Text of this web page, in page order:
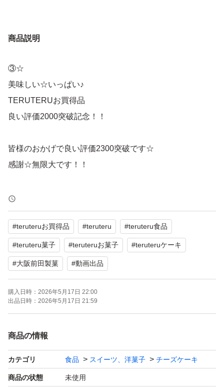
商品説明
③☆
美味しい☆いっぱい♪
TERUTERUお買得品
良い評価2000突破記念！！
皆様のおかげで良い評価2300突破です☆
感謝☆無限大です！！
感謝の意を表しまして 限定数ではありますが、超感謝価
格にて ご奉仕させていただきたいと思いまーす☆
再出品できます
お値下げなし
オマケ無し
大好評☆遊酪舎
☆大阪前田チーズケーキ
#teruteruお買得品 #teruteru #teruteru食品
#teruteru菓子 #teruteruお菓子 #teruteruケーキ
#大阪前田製菓 #動画出品
購入日時： 2026年5月17日 22:00
出品日時： 2026年5月17日 21:59
商品の情報
カテゴリ 食品 スイーツ、洋菓子 チーズケーキ
商品の状態 未使用